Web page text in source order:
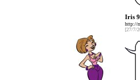
Iris
http://
[27/7/